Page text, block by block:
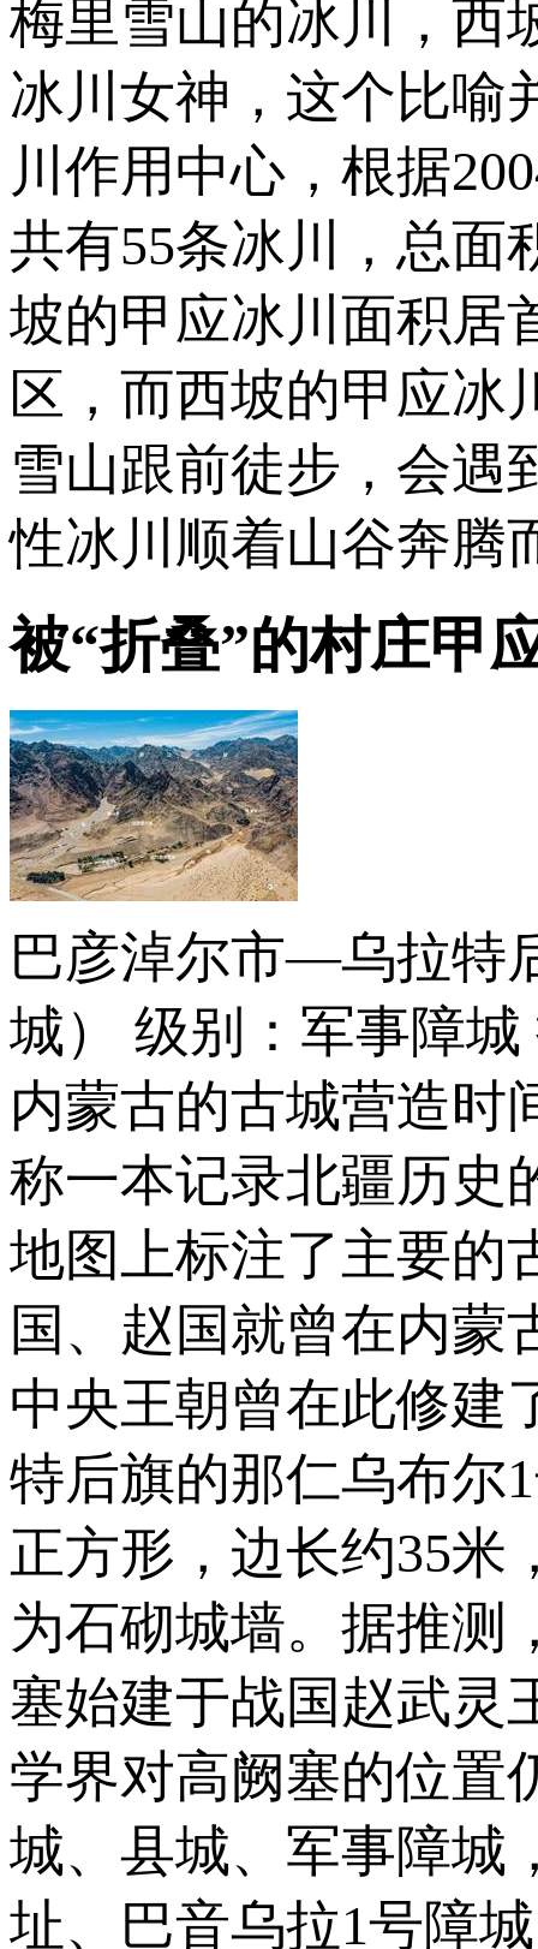
梅里雪山的冰川，西
冰川女神，这个比喻
川作用中心，根据
共有55条冰川，总面
坡的甲应冰川面积居
区，而西坡的甲应冰
雪山跟前徒步，会遇
性冰川顺着山谷奔腾
被“折叠”的村庄甲
巴彦淖尔市—乌拉特
城） 级别：军事障
内蒙古的古城营造时
称一本记录北疆历史
地图上标注了主要的
国、赵国就曾在内蒙
中央王朝曾在此修建
特后旗的那仁乌布尔
正方形，边长约35米
为石砌城墙。据推测
塞始建于战国赵武灵
学界对高阙塞的位置
城、县城、军事障城
址、巴音乌拉1号障